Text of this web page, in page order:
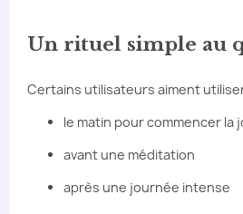
Un rituel simple au
Certains utilisateurs aiment
le matin pour commencer la
avant une méditation
après une journée intense